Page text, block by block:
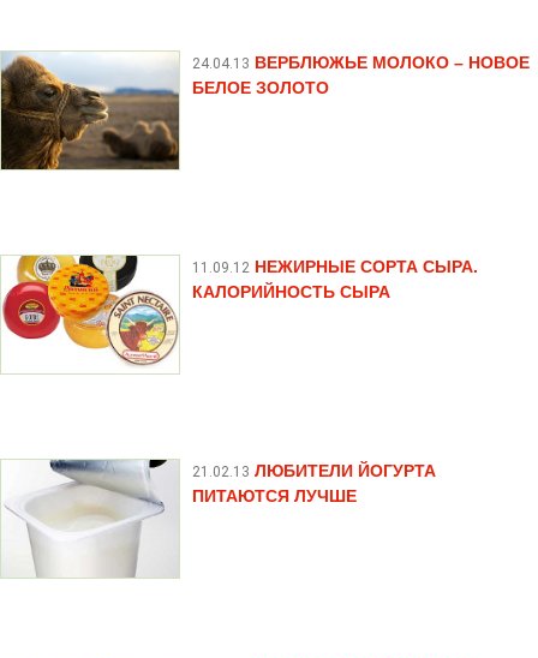
24.04.13 ВЕРБЛЮЖЬЕ МОЛОКО – НОВОЕ
БЕЛОЕ ЗОЛОТО
11.09.12 НЕЖИРНЫЕ СОРТА СЫРА.
КАЛОРИЙНОСТЬ СЫРА
21.02.13 ЛЮБИТЕЛИ ЙОГУРТА
ПИТАЮТСЯ ЛУЧШЕ